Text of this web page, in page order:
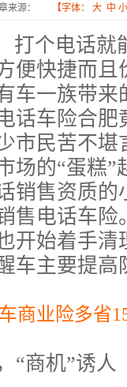
来源： 【字体： 大 中 小
打个电话就
便快捷而且
车一族带来
话车险合肥
市民苦不堪
场的“蛋糕”
销售资质的
售电话车险
开始着手清
车主要提高
商业险多省
“商机”诱人